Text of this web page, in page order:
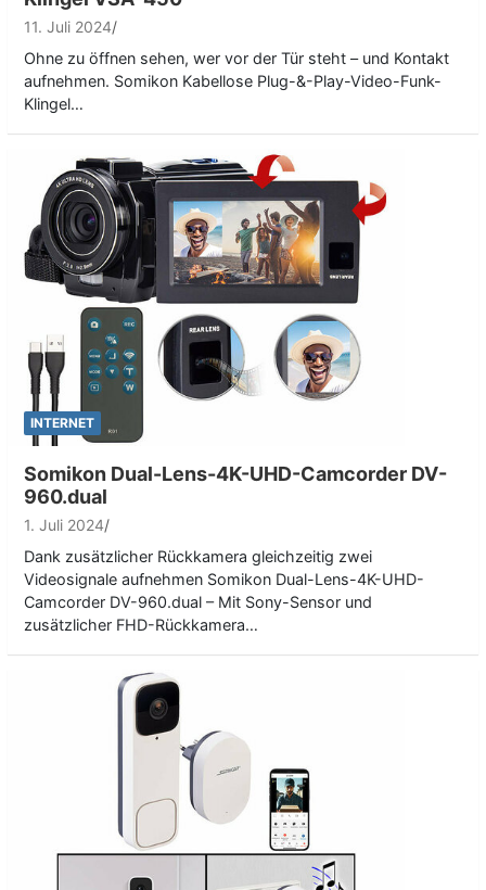
11. Juli 2024
Ohne zu öffnen sehen, wer vor der Tür steht – und Kontakt
aufnehmen. Somikon Kabellose Plug-&-Play-Video-Funk-
Klingel…
INTERNET
Somikon Dual-Lens-4K-UHD-Camcorder DV-
960.dual
1. Juli 2024
Dank zusätzlicher Rückkamera gleichzeitig zwei
Videosignale aufnehmen Somikon Dual-Lens-4K-UHD-
Camcorder DV-960.dual – Mit Sony-Sensor und
zusätzlicher FHD-Rückkamera…